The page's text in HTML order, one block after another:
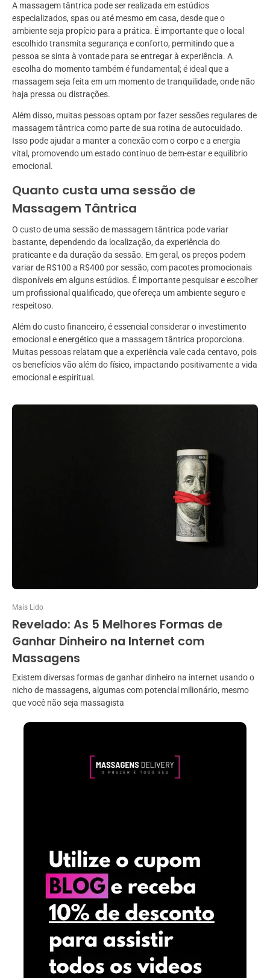
A massagem tântrica pode ser realizada em estúdios
especializados, spas ou até mesmo em casa, desde que o
ambiente seja propício para a prática. É importante que o local
escolhido transmita segurança e conforto, permitindo que a
pessoa se sinta à vontade para se entregar à experiência. A
escolha do momento também é fundamental; é ideal que a
massagem seja feita em um momento de tranquilidade, onde não
haja pressa ou distrações.
Além disso, muitas pessoas optam por fazer sessões regulares de
massagem tântrica como parte de sua rotina de autocuidado.
Isso pode ajudar a manter a conexão com o corpo e a energia
vital, promovendo um estado contínuo de bem-estar e equilíbrio
emocional.
Quanto custa uma sessão de
Massagem Tântrica
O custo de uma sessão de massagem tântrica pode variar
bastante, dependendo da localização, da experiência do
praticante e da duração da sessão. Em geral, os preços podem
variar de R$100 a R$400 por sessão, com pacotes promocionais
disponíveis em alguns estúdios. É importante pesquisar e escolher
um profissional qualificado, que ofereça um ambiente seguro e
respeitoso.
Além do custo financeiro, é essencial considerar o investimento
emocional e energético que a massagem tântrica proporciona.
Muitas pessoas relatam que a experiência vale cada centavo, pois
os benefícios vão além do físico, impactando positivamente a vida
emocional e espiritual.
Mais Lido
Revelado: As 5 Melhores Formas de
Ganhar Dinheiro na Internet com
Massagens
Existem diversas formas de ganhar dinheiro na internet usando o
nicho de massagens, algumas com potencial milionário, mesmo
que você não seja massagista